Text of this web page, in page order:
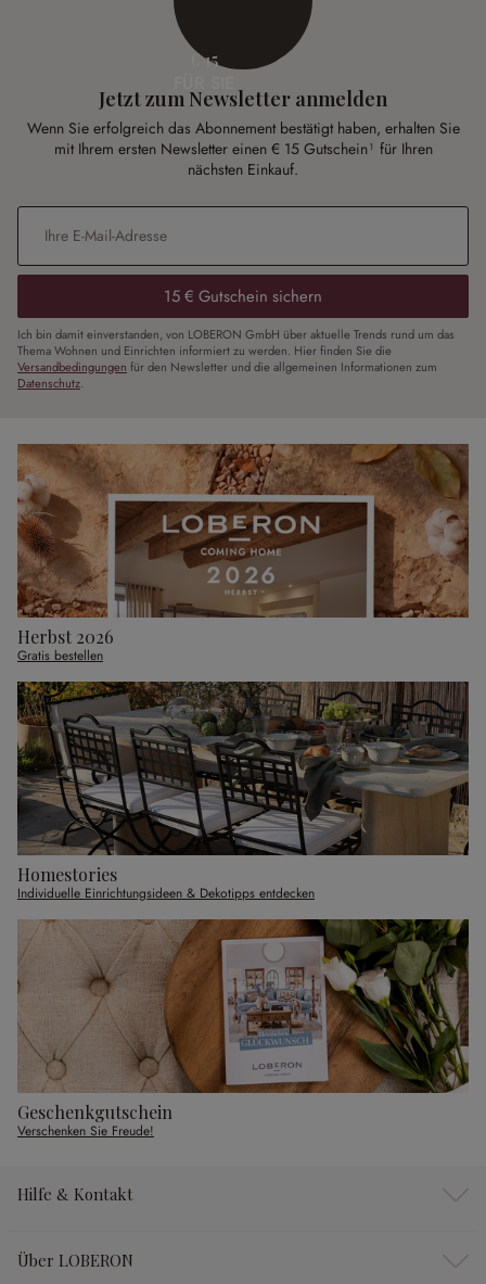
€ 15
Jetzt zum Newsletter anmelden
Wenn Sie erfolgreich das Abonnement bestätigt haben, erhalten Sie
mit Ihrem ersten Newsletter einen € 15 Gutschein¹ für Ihren
nächsten Einkauf.
E-Mail-Adresse
15 € Gutschein sichern
Ich bin damit einverstanden, von LOBERON GmbH über aktuelle Trends rund um das
Thema Wohnen und Einrichten informiert zu werden. Hier finden Sie die
Versandbedingungen für den Newsletter und die allgemeinen Informationen zum
Datenschutz.
Herbst 2026
Gratis bestellen
Homestories
Individuelle Einrichtungsideen & Dekotipps entdecken
Geschenkgutschein
Verschenken Sie Freude!
Hilfe & Kontakt
Über LOBERON